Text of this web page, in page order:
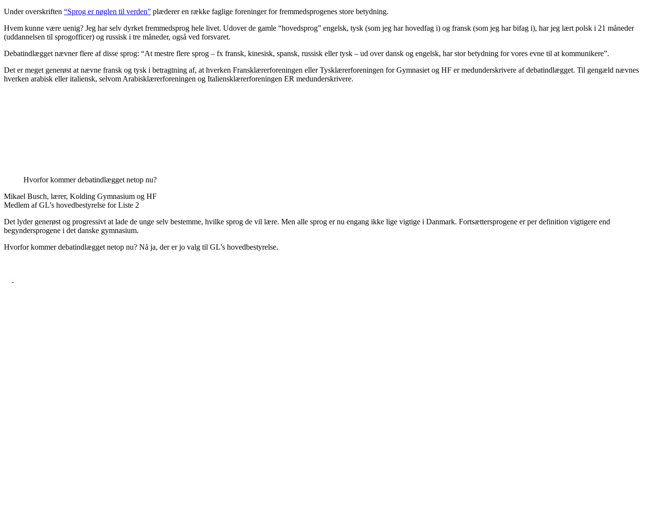
Under overskriften “Sprog er nøglen til verden” plæderer en række faglige foreninger for fremmedsprogenes store betydning.
Hvem kunne være uenig? Jeg har selv dyrket fremmedsprog hele livet. Udover de gamle “hovedsprog” engelsk, tysk (som jeg har hovedfag i) og fransk (som jeg har bifag i), har jeg lært polsk i 21 måneder
(uddannelsen til sprogofficer) og russisk i tre måneder, også ved forsvaret.
Debatindlægget nævner flere af disse sprog: “At mestre flere sprog – fx fransk, kinesisk, spansk, russisk eller tysk – ud over dansk og engelsk, har stor betydning for vores evne til at kommunikere”.
Det er meget generøst at nævne fransk og tysk i betragtning af, at hverken Fransklærerforeningen eller Tysklærerforeningen for Gymnasiet og HF er medunderskrivere af debatindlægget. Til gengæld nævnes
hverken arabisk eller italiensk, selvom Arabisklærerforeningen og Italiensklærerforeningen ER medunderskrivere.
Hvorfor kommer debatindlægget netop nu?
Mikael Busch, lærer, Kolding Gymnasium og HF
Medlem af GL's hovedbestyrelse for Liste 2
Det lyder generøst og progressivt at lade de unge selv bestemme, hvilke sprog de vil lære. Men alle sprog er nu engang ikke lige vigtige i Danmark. Fortsættersprogene er per definition vigtigere end
begyndersprogene i det danske gymnasium.
Hvorfor kommer debatindlægget netop nu? Nå ja, der er jo valg til GL’s hovedbestyrelse.